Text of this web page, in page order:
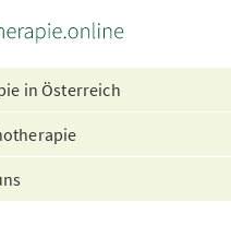
in Österreich